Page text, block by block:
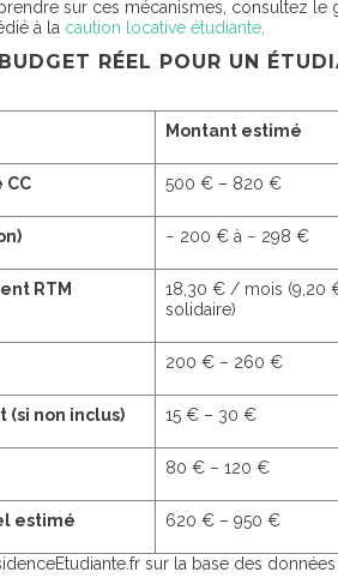
sur ces mécanismes, consultez le
à la caution locative étudiante
RÉEL POUR UN
Montant estimé
CC 500 € – 820 €
− 200 € à − 298 €
RTM
18,30 € / mois (9,20
solidaire)
200 € – 260 €
(si non inclus) 15 € – 30 €
80 € – 120 €
estimé 620 € – 950 €
sur la base des données